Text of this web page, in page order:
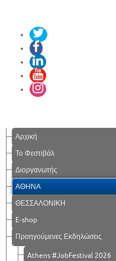
Αρχική
Το Φεστιβάλ
Διοργανωτής
ΑΘΗΝΑ
ΘΕΣΣΑΛΟΝΙΚΗ
E-shop
Προηγούμενες Εκδηλώσεις
Athens #JobFestival 2026